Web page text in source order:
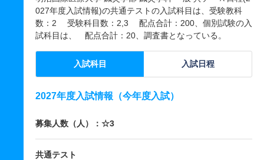
027年度入試情報)の共通テストの入試科目は、受験教科
数：2 受験科目数：2,3 配点合計：200、個別試験の入
試科目は、 配点合計：20、調査書となっている。
入試科目 入試日程
2027年度入試情報（今年度入試）
募集人数（人）：☆3
共通テスト